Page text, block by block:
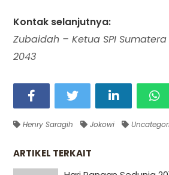
Kontak selanjutnya:
Zubaidah – Ketua SPI Sumatera
2043
Henry Saragih Jokowi
ARTIKEL TERKAIT